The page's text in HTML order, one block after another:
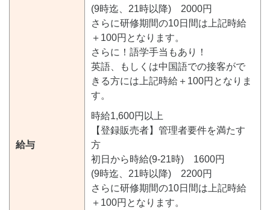
給与
(9時迄、21時以降) 2000円
さらに研修期間の10日間は上記時給
＋100円となります。
さらに！語学手当もあり！
英語、もしくは中国語での接客がで
きる方には上記時給＋100円となりま
す。
時給1,600円以上
【登録販売者】管理者要件を満たす
方
初日から時給(9-21時) 1600円
(9時迄、21時以降) 2200円
さらに研修期間の10日間は上記時給
＋100円となります。